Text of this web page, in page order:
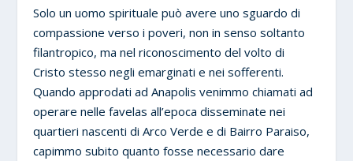
Solo un uomo spirituale può avere uno sguardo di
compassione verso i poveri, non in senso soltanto
filantropico, ma nel riconoscimento del volto di
Cristo stesso negli emarginati e nei sofferenti.
Quando approdati ad Anapolis venimmo chiamati ad
operare nelle favelas all’epoca disseminate nei
quartieri nascenti di Arco Verde e di Bairro Paraiso,
capimmo subito quanto fosse necessario dare